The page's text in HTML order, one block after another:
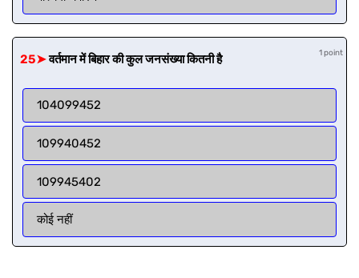
25➤वर्तमान में बिहार की कुल जनसंख्या कितनी है 1 point
104099452
109940452
109945402
कोई नहीं